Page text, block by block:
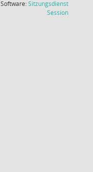
Software:Sitzungsdienst
Session(Wird in